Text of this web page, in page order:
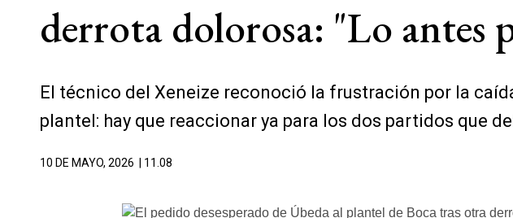
derrota dolorosa: "Lo antes
El técnico del Xeneize reconoció la frustración por la
plantel: hay que reaccionar ya para los dos partidos que
10 DE MAYO, 2026 | 11.08